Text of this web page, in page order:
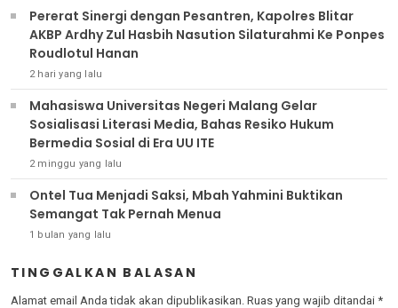
Pererat Sinergi dengan Pesantren, Kapolres Blitar
AKBP Ardhy Zul Hasbih Nasution Silaturahmi Ke Ponpes
Roudlotul Hanan
2 hari yang lalu
Mahasiswa Universitas Negeri Malang Gelar
Sosialisasi Literasi Media, Bahas Resiko Hukum
Bermedia Sosial di Era UU ITE
2 minggu yang lalu
Ontel Tua Menjadi Saksi, Mbah Yahmini Buktikan
Semangat Tak Pernah Menua
1 bulan yang lalu
TINGGALKAN BALASAN
Alamat email Anda tidak akan dipublikasikan. Ruas yang wajib ditandai *